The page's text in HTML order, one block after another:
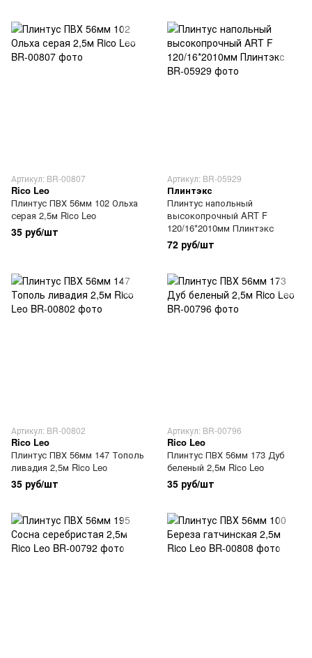
Артикул: BR-00807
Rico Leo
Плинтус ПВХ 56мм 102 Ольха
серая 2,5м Rico Leo
35 руб/шт
Артикул: BR-05929
Плинтэкс
Плинтус напольный
высокопрочный ART F
120/16*2010мм Плинтэкс
72 руб/шт
Артикул: BR-00802
Rico Leo
Плинтус ПВХ 56мм 147 Тополь
ливадия 2,5м Rico Leo
35 руб/шт
Артикул: BR-00796
Rico Leo
Плинтус ПВХ 56мм 173 Дуб
беленый 2,5м Rico Leo
35 руб/шт